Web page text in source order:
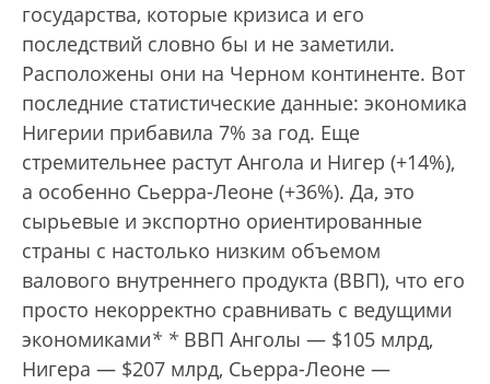
государства, которые кризиса и его
последствий словно бы и не заметили.
Расположены они на Черном континенте. Вот
последние статистические данные: экономика
Нигерии прибавила 7% за год. Еще
стремительнее растут Ангола и Нигер (+14%),
а особенно Сьерра-Леоне (+36%). Да, это
сырьевые и экспортно ориентированные
страны с настолько низким объемом
валового внутреннего продукта (ВВП), что его
просто некорректно сравнивать с ведущими
экономиками* * ВВП Анголы — $105 млрд,
Нигера — $207 млрд, Сьерра-Леоне —